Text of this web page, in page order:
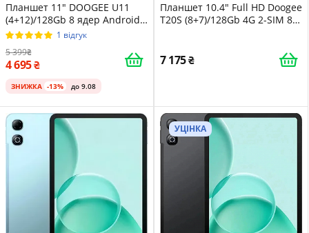
Планшет 11" DOOGEE U11
(4+12)/128Gb 8 ядер Android
15 8580 мАг Obsidian Black
1 відгук
5 399
4 695
ЗНИЖКА -13% до 9.08
Планшет 10.4" Full HD Doogee
T20S (8+7)/128Gb 4G 2-SIM 8
7 175
УЦІНКА